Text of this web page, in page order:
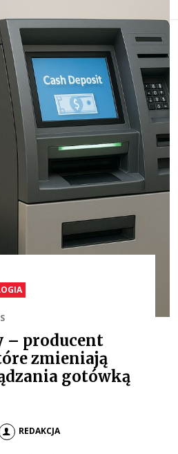
– producent
zmieniają
gotówką
REDAKCJA